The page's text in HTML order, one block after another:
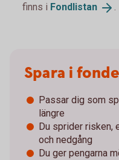
finns i Fondlistan .
Spara i
Passar dig som
längre
Du sprider risken,
och nedgång
Du ger pengarna